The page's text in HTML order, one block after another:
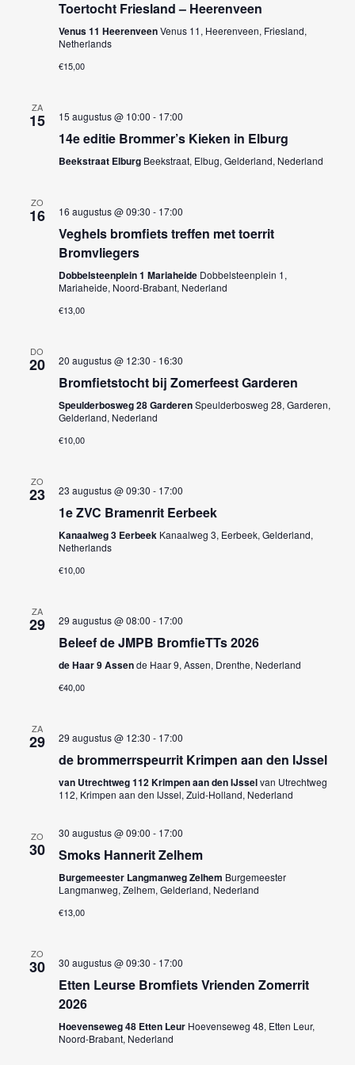
Toertocht Friesland – Heerenveen
Venus 11 HeerenveenVenus 11, Heerenveen, Friesland,
Netherlands
€15,00
ZA
15 15 augustus @ 10:00 - 17:00
14e editie Brommer’s Kieken in Elburg
Beekstraat Elburg Beekstraat, Elbug, Gelderland, Nederland
ZO
16 16 augustus @ 09:30 - 17:00
Veghels bromfiets treffen met toerrit
Bromvliegers
Dobbelsteenplein 1 Mariaheide Dobbelsteenplein 1,
Mariaheide, Noord-Brabant, Nederland
€13,00
DO
20 20 augustus @ 12:30 - 16:30
Bromfietstocht bij Zomerfeest Garderen
Speulderbosweg 28 GarderenSpeulderbosweg 28, Garderen,
Gelderland, Nederland
€10,00
ZO
23 23 augustus @ 09:30 - 17:00
1e ZVC Bramenrit Eerbeek
Kanaalweg 3 Eerbeek Kanaalweg 3, Eerbeek, Gelderland,
Netherlands
€10,00
ZA
29 29 augustus @ 08:00 - 17:00
Beleef de JMPB BromfieTTs 2026
de Haar 9 Assende Haar 9, Assen, Drenthe, Nederland
€40,00
ZA
29 29 augustus @ 12:30 - 17:00
de brommerrspeurrit Krimpen aan den IJssel
van Utrechtweg 112 Krimpen aan den IJsselvan Utrechtweg
112, Krimpen aan den IJssel, Zuid-Holland, Nederland
ZO
30
30 augustus @ 09:00 - 17:00
Smoks Hannerit Zelhem
Burgemeester Langmanweg Zelhem Burgemeester
Langmanweg, Zelhem, Gelderland, Nederland
€13,00
ZO
30 30 augustus @ 09:30 - 17:00
Etten Leurse Bromfiets Vrienden Zomerrit
2026
Hoevenseweg 48 Etten Leur Hoevenseweg 48, Etten Leur,
Noord-Brabant, Nederland